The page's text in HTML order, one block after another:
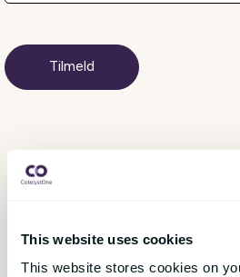
This website uses cookies
This website stores cookies on